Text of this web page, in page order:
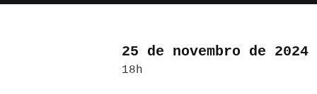
25 de novembro de 2024
18h